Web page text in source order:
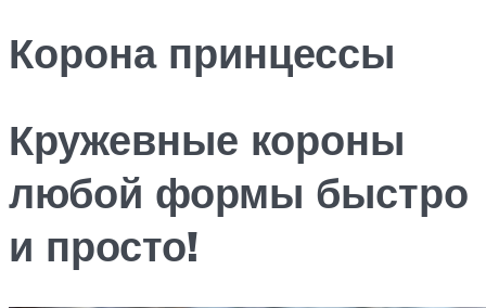
Корона принцессы
Кружевные короны
любой формы быстро
и просто!